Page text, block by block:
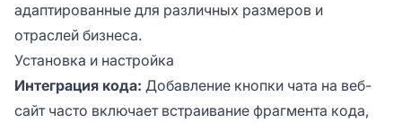
адаптированные для различных размеров и
отраслей бизнеса.
Установка и настройка
Интеграция кода: Добавление кнопки чата на веб-
сайт часто включает встраивание фрагмента кода,